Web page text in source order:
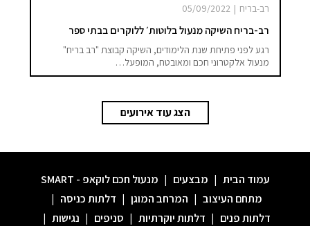
רב-בריח |
05/09/2022
רב-בריח השיקה מנעול בלוטות׳ ללוקרים בבתי ספר
רגע לפני פתיחת שנת הלימודים, השיקה קבוצת "רב בריח"
מנעול אלקטרוני חכם ומאובטח, המופעל…
הצג עוד אירועים
עמוד הבית | מבצעים | מנעול חכם לוקאפ - SMART
מתחם העיצוב | המרחב המוגן | דלתות כניסה |
דלתות פנים | דלתות יוקרתיות | סניפים | נגישות |